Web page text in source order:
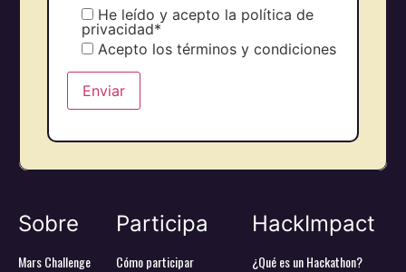
Sobre
Mars Challenge
Participa
Cómo participar
HackImpact
¿Qué es un Hackathon?
He leído y acepto la política de
privacidad*
Acepto los términos y condiciones